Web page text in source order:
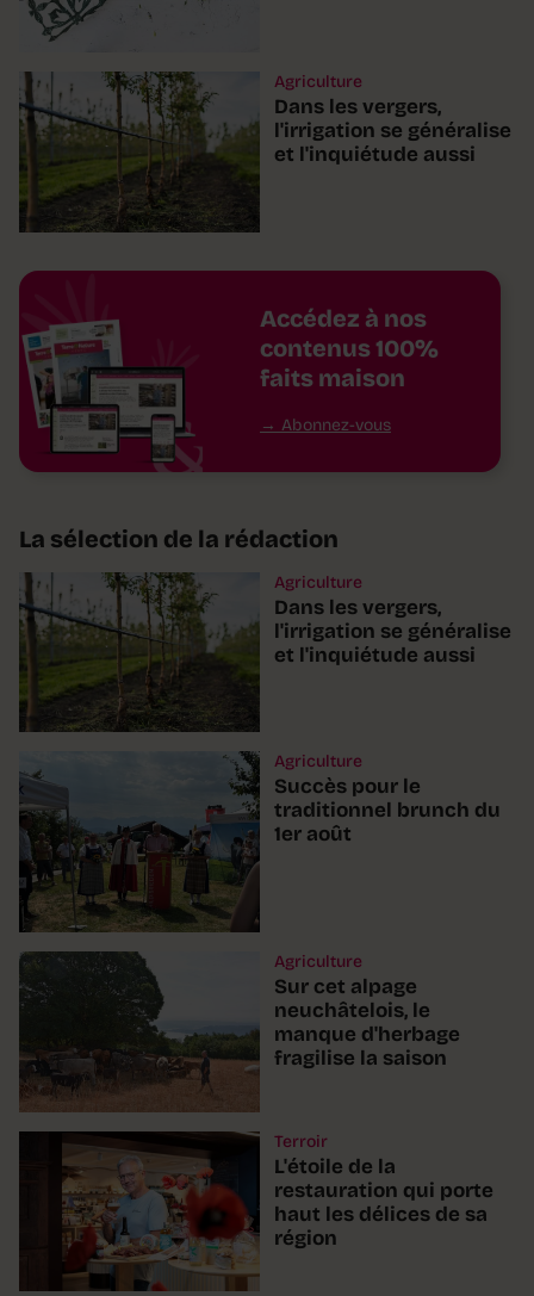
Agriculture
Dans les vergers,
l'irrigation se généralise
et l'inquiétude aussi
Accédez à nos
contenus 100%
faits maison
Abonnez-vous
La sélection de la rédaction
Agriculture
Dans les vergers,
l'irrigation se généralise
et l'inquiétude aussi
Agriculture
Succès pour le
traditionnel brunch du
1er août
Agriculture
Sur cet alpage
neuchâtelois, le
manque d'herbage
fragilise la saison
Terroir
L'étoile de la
restauration qui porte
haut les délices de sa
région